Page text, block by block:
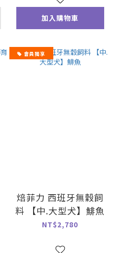
加入購物車
會員獨享
焙菲力 西班牙無穀飼
料 【中.大型犬】鯡魚
NT$2,780